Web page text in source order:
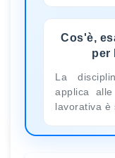
Cos'è,
per
La
applica
lavorativa è